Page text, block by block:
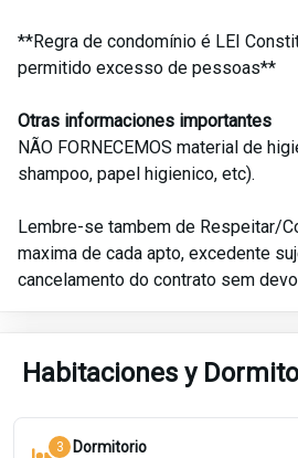
**Regra de condomínio é LEI
permitido excesso de pessoas**
Otras informaciones importantes
NÃO FORNECEMOS material de
shampoo, papel higienico, etc).
Lembre-se tambem de Respeitar/
maxima de cada apto, excedente
cancelamento do contrato sem
Habitaciones y
3
Dormitorio